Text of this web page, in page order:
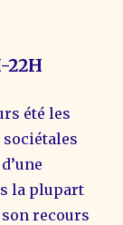
22H
été les
la plupart
recours